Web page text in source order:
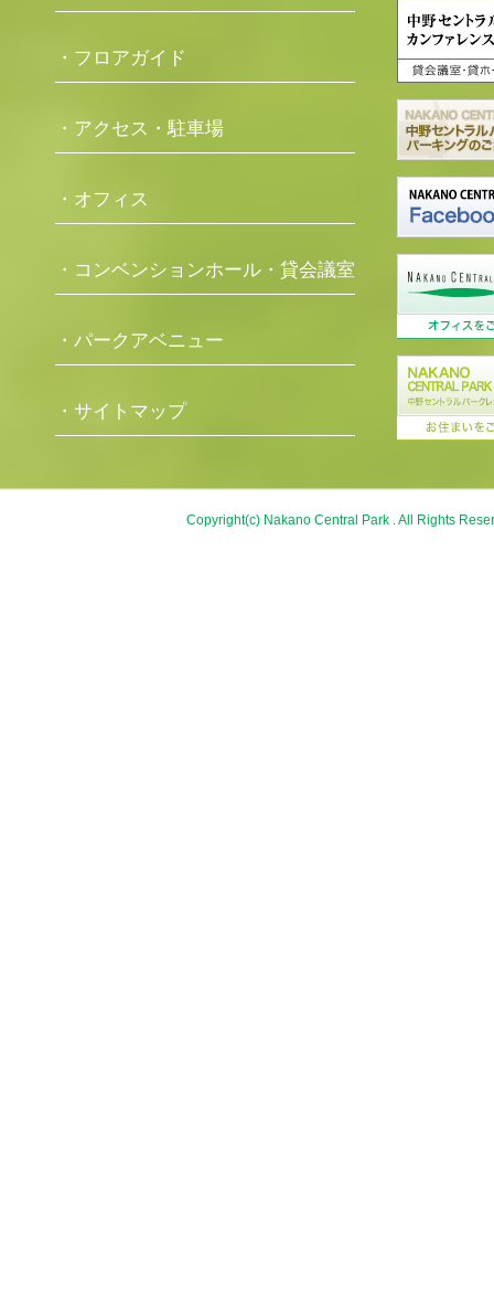
・フロアガイド
・アクセス・駐車場
・オフィス
・コンベンションホール・貸会議室
・パークアベニュー
・サイトマップ
Copyright(c) Nakano Central Park . All Rights